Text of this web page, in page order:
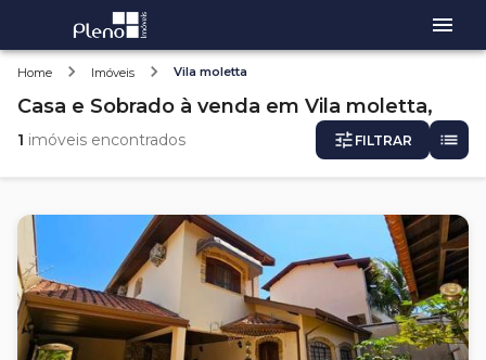
Home Imóveis Vila moletta
Casa e Sobrado à venda em Vila moletta,
1 imóveis encontrados FILTRAR